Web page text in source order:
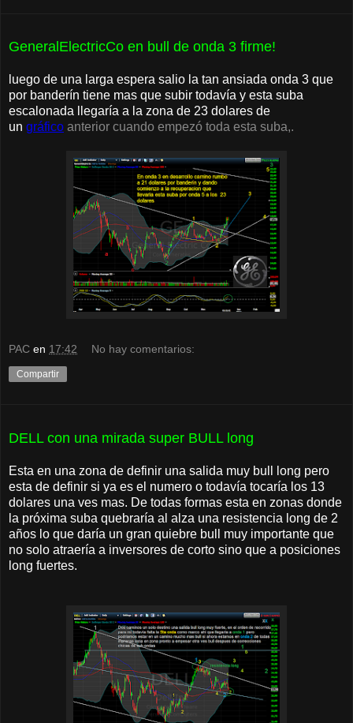
GeneralElectricCo en bull de onda 3 firme!
luego de una larga espera salio la tan ansiada onda 3 que
por banderín tiene mas que subir todavía y esta suba
escalonada llegaría a la zona de 23 dolares de
un gráfico anterior cuando empezó toda esta suba,.
PAC en 17:42 No hay comentarios:
Compartir
DELL con una mirada super BULL long
Esta en una zona de definir una salida muy bull long pero
esta de definir si ya es el numero o todavía tocaría los 13
dolares una ves mas. De todas formas esta en zonas donde
la próxima suba quebraría al alza una resistencia long de 2
años lo que daría un gran quiebre bull muy importante que
no solo atraería a inversores de corto sino que a posiciones
long fuertes.